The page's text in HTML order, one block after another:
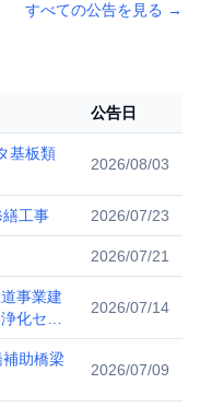
すべての公告を見る →
公告日
基板類
2026/08/03
工事 2026/07/23
2026/07/21
事業建
化セン
2026/07/14
助橋梁
2026/07/09